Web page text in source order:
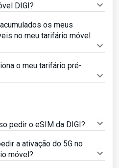
DIGI?
os meus
no meu tarifário móvel
o meu tarifário pré-
pedir o eSIM da DIGI?
a ativação do 5G no
móvel?